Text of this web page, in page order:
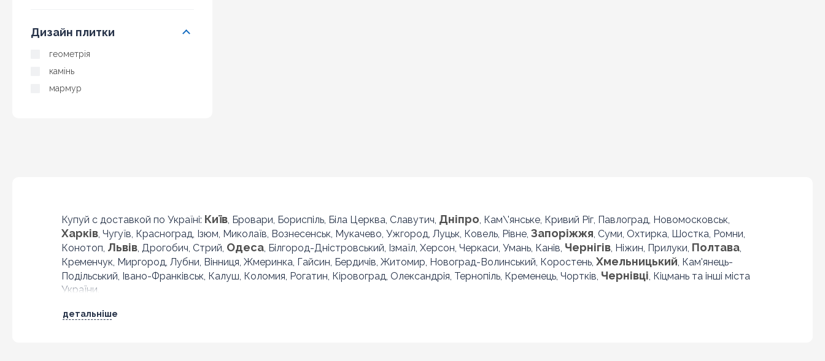
Дизайн плитки
геометрія
камінь
мармур
Купуй с доставкой по Україні: Київ, Бровари, Бориспіль, Біла Церква, Славутич, Дніпро, Кам\'янське, Кривий Ріг, Павлоград, Новомосковськ,
Харків, Чугуїв, Красноград, Ізюм, Миколаїв, Вознесенськ, Мукачево, Ужгород, Луцьк, Ковель, Рівне, Запоріжжя, Суми, Охтирка, Шостка, Ромни,
Конотоп, Львів, Дрогобич, Стрий, Одеса, Білгород-Дністровський, Ізмаїл, Херсон, Черкаси, Умань, Канів, Чернігів, Ніжин, Прилуки, Полтава,
Кременчук, Миргород, Лубни, Вінниця, Жмеринка, Гайсин, Бердичів, Житомир, Новоград-Волинський, Коростень, Хмельницький, Кам'янець-
Подільський, Івано-Франківськ, Калуш, Коломия, Рогатин, Кіровоград, Олександрія, Тернопіль, Кременець, Чортків, Чернівці, Кіцмань та інші міста
України.
детальніше